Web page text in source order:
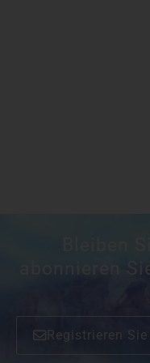
abonnieren
Registrieren